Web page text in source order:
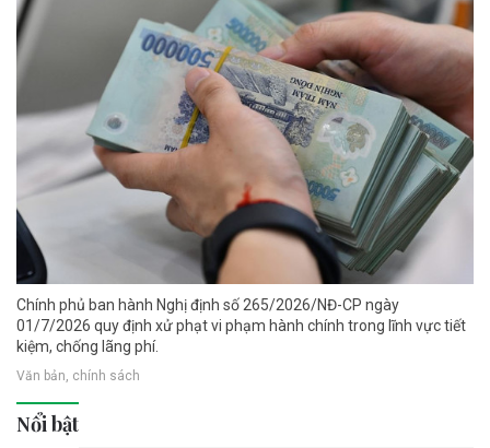
Chính phủ ban hành Nghị định số 265/2026/NĐ-CP ngày
01/7/2026 quy định xử phạt vi phạm hành chính trong lĩnh vực tiết
kiệm, chống lãng phí.
Văn bản, chính sách
Nổi bật